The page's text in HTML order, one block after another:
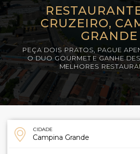
CRUZEIRO,
GRANDE
PEÇA DOIS PRATOS, PAGUE
O DUO GOURMET E GANHE
MELHORES
CIDADE